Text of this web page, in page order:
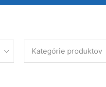
Kategórie produktov